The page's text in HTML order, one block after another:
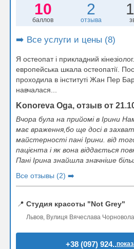
10
баллов
2
отзыва
➡️ Все услуги и цены (8)
Я остеопат і прикладний
европейська шкала остеопатії.
проходила в інституті Жан Пер
навчалася...
Konoreva Oga, отзыв от
Вчора була на прийомі в Ірини
має враження,бо ще досі в захваті
майстерності пані Ірини. від
пацієнта і як вона віддається
Пані Ірина знайшла значніше
Все отзывы (2) ➡️
📍 Студия красоты "Not Grey"
Львов, Вулиця Вячеслава
+38 (097) 924..